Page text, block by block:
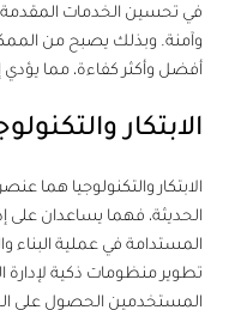
في تحسين الخدمات المقدمة
وآمنة. وبذلك يصبح من الممكن
أفضل وأكثر كفاءة، مما يؤدي
الابتكار والتكنولوجيا
الابتكار والتكنولوجيا هما
الحديثة، فهما يساعدان على إدخال
المستدامة في عملية البناء
تطوير منظومات ذكية لإدارة
المستخدمين الحصول على